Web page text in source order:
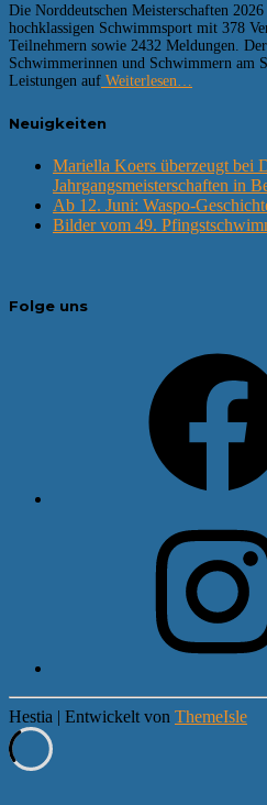
Die Norddeutschen Meisterschaften
hochklassigen Schwimmsport mit 378
Teilnehmern sowie 2432 Meldungen.
Schwimmerinnen und Schwimmern am
Leistungen auf Weiterlesen…
Neuigkeiten
Mariella Koers überzeugt bei
Jahrgangsmeisterschaften in
Ab 12. Juni: Waspo-
Bilder vom 49.
Folge uns
Hestia | Entwickelt von ThemeIsle